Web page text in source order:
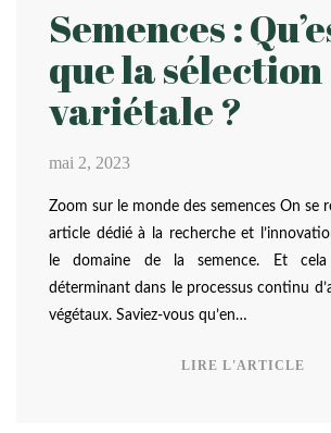
Semences :
que la sélection
variétale ?
mai 2, 2023
Zoom sur le monde des semences On se
article dédié à la recherche et
le domaine de la semence. Et
déterminant dans le processus continu
végétaux. Saviez-vous qu’en…
LIRE L'ARTICLE